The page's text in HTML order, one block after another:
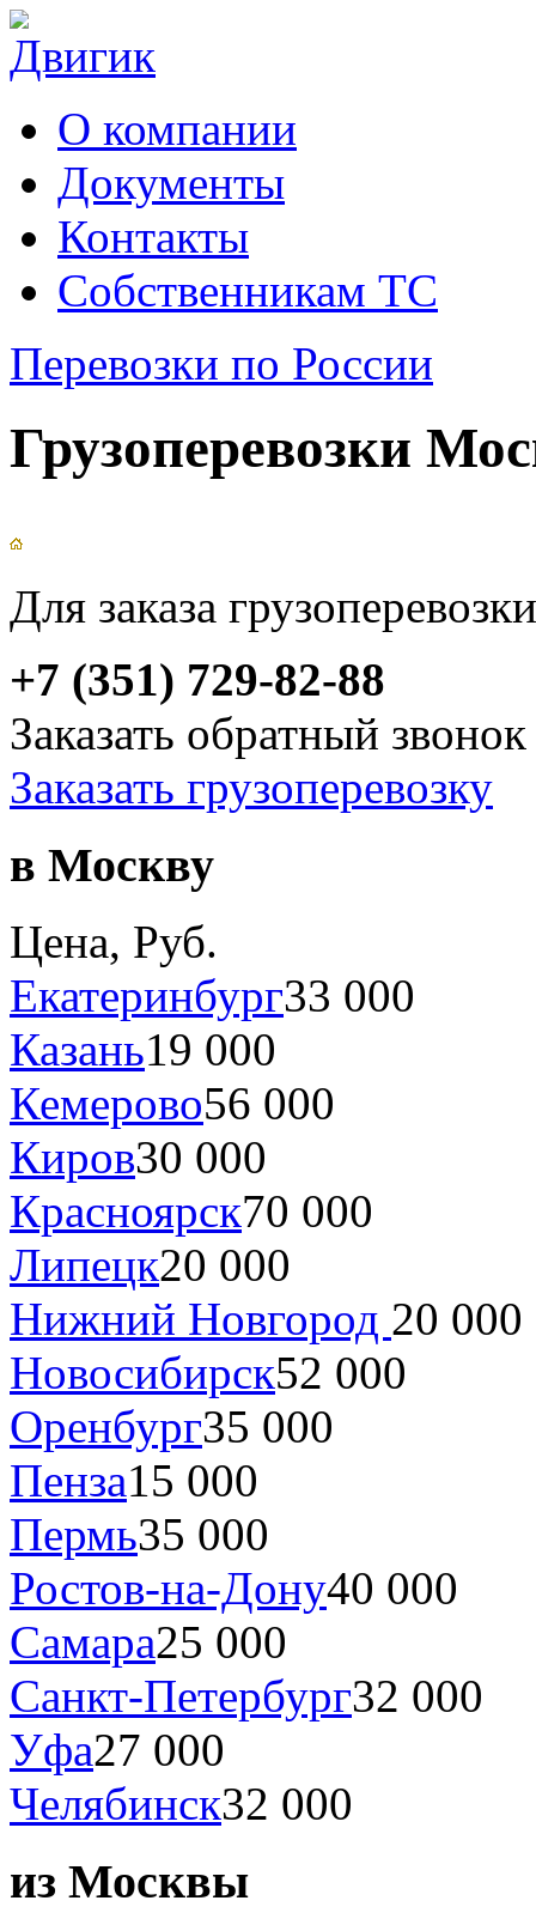
О компании
Документы
Контакты
Собственникам ТС
Перевозки по России
Грузоперевозки
Для заказа
+7 (351) 729-82-88
Заказать обратный звонок
Заказать грузоперевозку
в Москву
Цена, Руб.
Екатеринбург33 000
Казань19 000
Кемерово56 000
Киров30 000
Красноярск70 000
Липецк20 000
Нижний Новгород 20 000
Новосибирск52 000
Оренбург35 000
Пенза15 000
Пермь35 000
Ростов-на-Дону40 000
Самара25 000
Санкт-Петербург32 000
Уфа27 000
Челябинск32 000
из Москвы